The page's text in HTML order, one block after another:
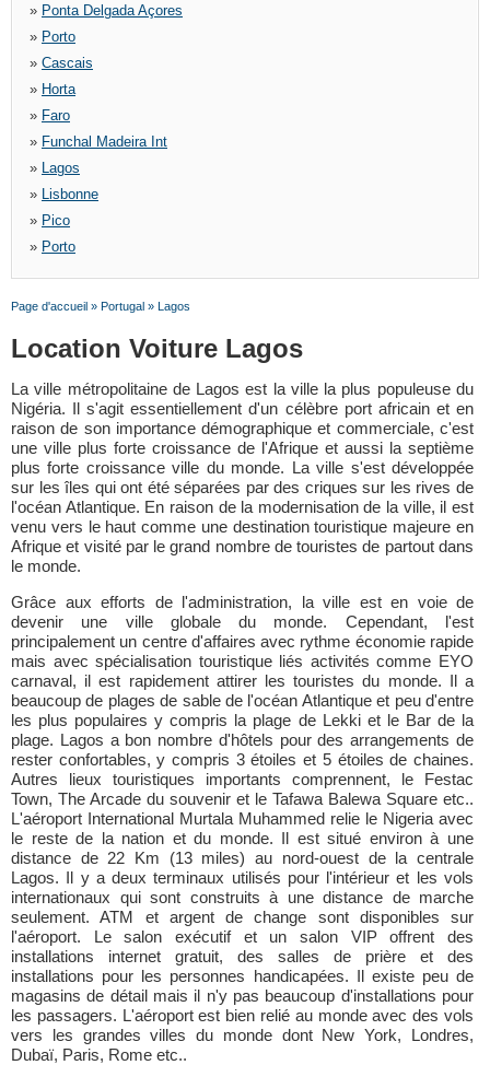
» Ponta Delgada Açores
» Porto
» Cascais
» Horta
» Faro
» Funchal Madeira Int
» Lagos
» Lisbonne
» Pico
» Porto
Page d'accueil » Portugal » Lagos
Location Voiture Lagos
La ville métropolitaine de Lagos est la ville la plus populeuse du
Nigéria. Il s'agit essentiellement d'un célèbre port africain et en
raison de son importance démographique et commerciale, c'est
une ville plus forte croissance de l'Afrique et aussi la septième
plus forte croissance ville du monde. La ville s'est développée
sur les îles qui ont été séparées par des criques sur les rives de
l'océan Atlantique. En raison de la modernisation de la ville, il est
venu vers le haut comme une destination touristique majeure en
Afrique et visité par le grand nombre de touristes de partout dans
le monde.
Grâce aux efforts de l'administration, la ville est en voie de
devenir une ville globale du monde. Cependant, l'est
principalement un centre d'affaires avec rythme économie rapide
mais avec spécialisation touristique liés activités comme EYO
carnaval, il est rapidement attirer les touristes du monde. Il a
beaucoup de plages de sable de l'océan Atlantique et peu d'entre
les plus populaires y compris la plage de Lekki et le Bar de la
plage. Lagos a bon nombre d'hôtels pour des arrangements de
rester confortables, y compris 3 étoiles et 5 étoiles de chaines.
Autres lieux touristiques importants comprennent, le Festac
Town, The Arcade du souvenir et le Tafawa Balewa Square etc..
L'aéroport International Murtala Muhammed relie le Nigeria avec
le reste de la nation et du monde. Il est situé environ à une
distance de 22 Km (13 miles) au nord-ouest de la centrale
Lagos. Il y a deux terminaux utilisés pour l'intérieur et les vols
internationaux qui sont construits à une distance de marche
seulement. ATM et argent de change sont disponibles sur
l'aéroport. Le salon exécutif et un salon VIP offrent des
installations internet gratuit, des salles de prière et des
installations pour les personnes handicapées. Il existe peu de
magasins de détail mais il n'y pas beaucoup d'installations pour
les passagers. L'aéroport est bien relié au monde avec des vols
vers les grandes villes du monde dont New York, Londres,
Dubaï, Paris, Rome etc..